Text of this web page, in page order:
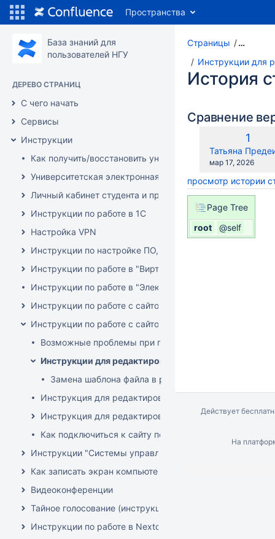
Пространства
База знаний для
пользователей НГУ
ДЕРЕВО СТРАНИЦ
С чего начать
Сервисы
Инструкции
Как получить/восстановить университетский аккаунт?
Университетская электронная почта (и сопутствующие
Личный кабинет студента и преподавателя (инструкции)
Инструкции по работе в 1C
Настройка VPN
Инструкции по настройке ПО, оборудования и решению
Инструкции по работе в "Виртуальной образовательной
Инструкции по работе в "Электронный архив НГУ"
Инструкции по работе с сайтом Всесибирской
Инструкции по работе с сайтом НГУ
Возможные проблемы при подключении к
Инструкции для редактирования внутреннего
Замена шаблона файла в разделе Кадровые
Инструкция для редактирования вакансий ППС
Инструкция для редактирования сайта института/
Как подключиться к сайту по FTP
Инструкции "Системы управления конференциями"
Как записать экран компьютера со звуком
Видеоконференции
Тайное голосование (инструкции)
Инструкции по работе в Nextcloud
Страницы
…
Инструкции для
История
Сравнение
1
Татьяна
Сохранено
мар 17, 2026
просмотр истории
Page Tree
root
@self
Действует
На